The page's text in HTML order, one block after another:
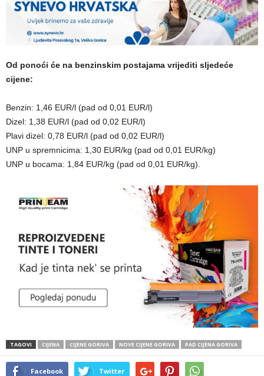
Od ponoći će na benzinskim postajama vrijediti sljedeće
cijene:
Benzin: 1,46 EUR/l (pad od 0,01 EUR/l)
Dizel: 1,38 EUR/l (pad od 0,02 EUR/l)
Plavi dizel: 0,78 EUR/l (pad od 0,02 EUR/l)
UNP u spremnicima: 1,30 EUR/kg (pad od 0,01 EUR/kg)
UNP u bocama: 1,84 EUR/kg (pad od 0,01 EUR/kg).
TAGOVI CIJENA CIJENE GORIVA NOVE CIJENE GORIVA PAD CIJENA GORIVA
Facebook Twitter